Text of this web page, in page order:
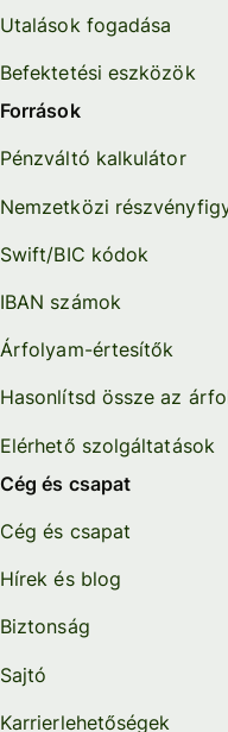
Utalások fogadása
Befektetési eszközök
Források
Pénzváltó kalkulátor
Nemzetközi
Swift/BIC kódok
IBAN számok
Árfolyam-értesítők
Hasonlítsd össze az
Elérhető szolgáltatások
Cég és csapat
Cég és csapat
Hírek és blog
Biztonság
Sajtó
Karrierlehetőségek